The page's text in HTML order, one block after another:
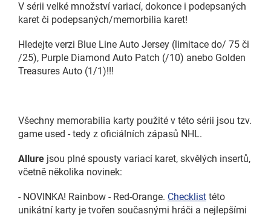
V sérii velké množství variací, dokonce i podepsaných
karet či podepsaných/memorbilia karet!
Hledejte verzi Blue Line Auto Jersey (limitace do/ 75 či
/25), Purple Diamond Auto Patch (/10) anebo Golden
Treasures Auto (1/1)!!!
Všechny memorabilia karty použité v této sérii jsou tzv.
game used - tedy z oficiálních zápasů NHL.
Allure jsou plné spousty variací karet, skvělých insertů,
včetně několika novinek:
- NOVINKA! Rainbow - Red-Orange. Checklist této
unikátní karty je tvořen současnými hráči a nejlepšími